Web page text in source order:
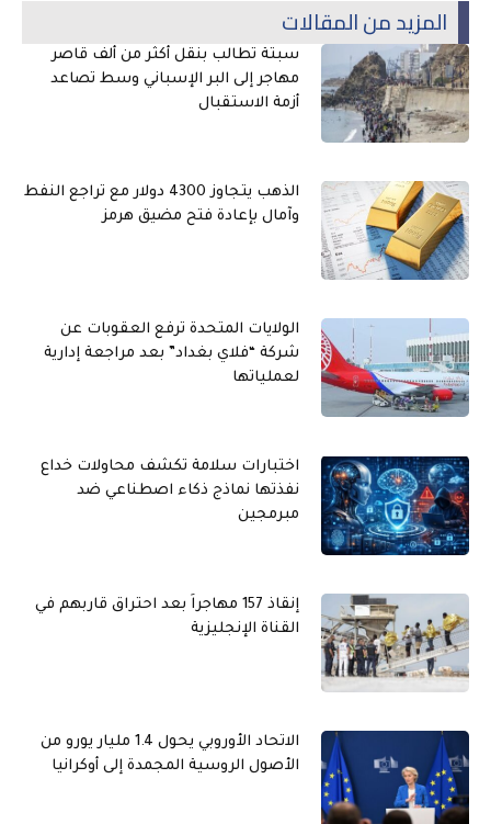
المزيد من المقالات
سبتة تطالب بنقل أكثر من ألف قاصر
مهاجر إلى البر الإسباني وسط تصاعد
أزمة الاستقبال
الذهب يتجاوز 4300 دولار مع تراجع النفط
وآمال بإعادة فتح مضيق هرمز
الولايات المتحدة ترفع العقوبات عن
شركة “فلاي بغداد” بعد مراجعة إدارية
لعملياتها
اختبارات سلامة تكشف محاولات خداع
نفذتها نماذج ذكاء اصطناعي ضد
مبرمجين
إنقاذ 157 مهاجراً بعد احتراق قاربهم في
القناة الإنجليزية
الاتحاد الأوروبي يحول 1.4 مليار يورو من
الأصول الروسية المجمدة إلى أوكرانيا